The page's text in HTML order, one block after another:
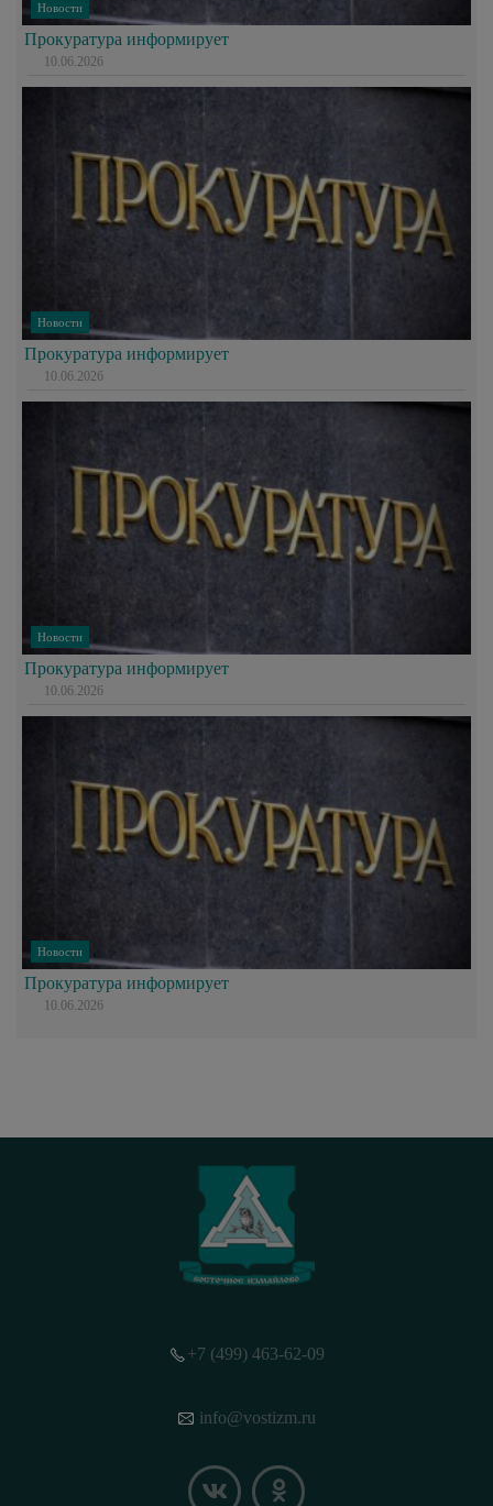
Новости
Прокуратура информирует
10.06.2026
Новости
Прокуратура информирует
10.06.2026
Новости
Прокуратура информирует
10.06.2026
Новости
Прокуратура информирует
10.06.2026
+7 (499) 463-62-09
info@vostizm.ru